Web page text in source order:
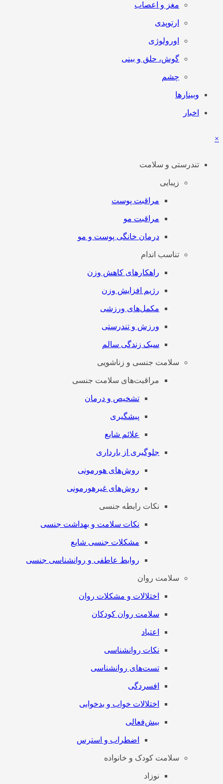
مغز و اعصاب
ارتوپدی
اورولوژی
گوش، حلق و بینی
چشم
وبینارها
اخبار
×
تندرستی و سلامت
زیبایی
مراقبت پوست
مراقبت مو
درمان خانگی پوست و مو
تناسب اندام
راهکارهای کاهش وزن
رژیم افزایش وزن
مکمل‌های ورزشی
ورزش و تندرستی
سبک زندگی سالم
سلامت جنسی و زناشویی
مراقبت‌های سلامت جنسی
تشخیص و درمان
پیشگیری
علائم شایع
جلوگیری از بارداری
روش‌های هورمونی
روش‌های غیرهورمونی
نکات رابطه جنسی
نکات سلامت و بهداشت جنسی
مشکلات جنسی شایع
روابط عاطفی و روانشناسی جنسی
سلامت روان
اختلالات و مشکلات روان
سلامت روان کودکان
اعتیاد
نکات روانشناسی
تست‌های روانشناسی
افسردگی
اختلالات خواب و بدخوابی
بیش‌فعالی
اضطراب و استرس
سلامت کودک و خانواده
نوزاد